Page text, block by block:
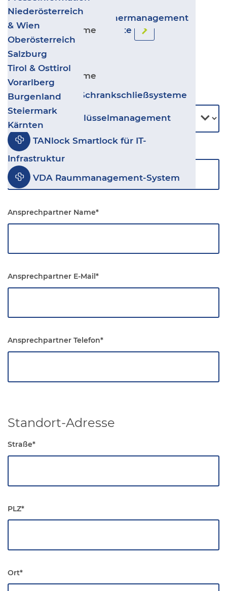
Transport & Logistik
Gewerbe & Industrie
Wohnbau
Kultur, Sport & Freizeit
Geschäfte & Handel
Coworking & Coliving
Salto IDM - Besuchermanagement
Zurück
Sicherheitssysteme
disecca
Video-Türsprechanlagen
Ergänzende Produkte
Zurück
Sicherheitssysteme
GANTNER Schrankschließsysteme
deister Schlüsselmanagement
TANlock Smartlock für IT-
Infrastruktur
VDA Raummanagement-System
Niederösterreich
& Wien
Oberösterreich
Salzburg
Tirol & Osttirol
Vorarlberg
Burgenland
Steiermark
Kärnten
mir kommt.
* Pflichtfelder
Anrede
Kundenname/Unternehmen
Ansprechpartner Name*
Ansprechpartner E-Mail*
Ansprechpartner Telefon*
Standort-Adresse
Straße*
PLZ*
Ort*